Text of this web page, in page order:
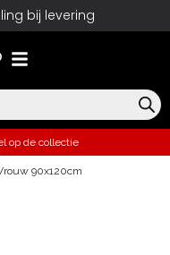
bij levering
op de collectie
90x120cm